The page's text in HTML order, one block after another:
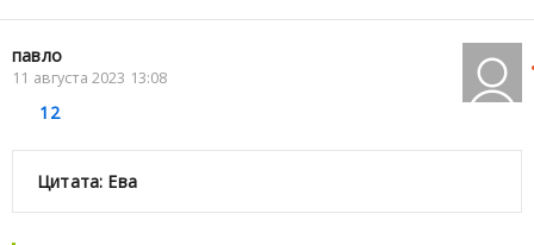
павло
11 августа 2023 13:08
12
Цитата: Ева